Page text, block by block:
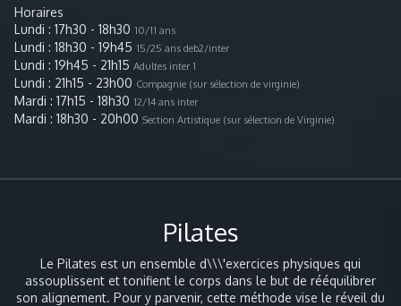
mais se dirige peu à peu vers le moderne/
contemporain au contact des différents professeurs
des centres de danse à Paris... Après plusieurs
expériences scéniques durant sa formation, elle
commence à enseigner au sein de l'école de danse
de Cormeilles en 1994 puis devient directrice de
l'école qui porte aujourd'hui son nom ECOLE DE
DANSE VIRGINIE DELCOURT en 2001.
Horaires
Lundi : 17h30 - 18h30 10/11 ans
Lundi : 18h30 - 19h45 15/25 ans deb2/inter
Lundi : 19h45 - 21h15 Adultes inter 1
Lundi : 21h15 - 23h00 Compagnie (sur sélection de virginie)
Mardi : 17h15 - 18h30 12/14 ans inter
Mardi : 18h30 - 20h00 Section Artistique (sur sélection de Virginie)
Pilates
Le Pilates est un ensemble d\\\'exercices physiques qui
assouplissent et tonifient le corps dans le but de rééquilibrer
son alignement. Pour y parvenir, cette méthode vise le réveil du